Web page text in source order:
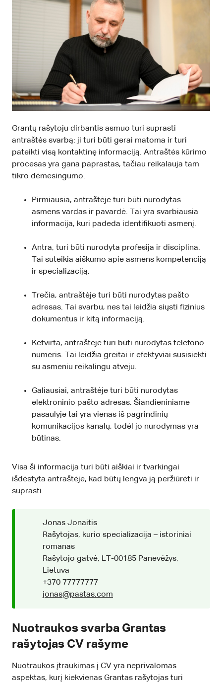
Grantų rašytoju dirbantis asmuo turi suprasti
antraštės svarbą: ji turi būti gerai matoma ir turi
pateikti visą kontaktinę informaciją. Antraštės kūrimo
procesas yra gana paprastas, tačiau reikalauja tam
tikro dėmesingumo.
Pirmiausia, antraštėje turi būti nurodytas
asmens vardas ir pavardė. Tai yra svarbiausia
informacija, kuri padeda identifikuoti asmenį.
Antra, turi būti nurodyta profesija ir disciplina.
Tai suteikia aiškumo apie asmens kompetenciją
ir specializaciją.
Trečia, antraštėje turi būti nurodytas pašto
adresas. Tai svarbu, nes tai leidžia siųsti fizinius
dokumentus ir kitą informaciją.
Ketvirta, antraštėje turi būti nurodytas telefono
numeris. Tai leidžia greitai ir efektyviai susisiekti
su asmeniu reikalingu atveju.
Galiausiai, antraštėje turi būti nurodytas
elektroninio pašto adresas. Šiandieniniame
pasaulyje tai yra vienas iš pagrindinių
komunikacijos kanalų, todėl jo nurodymas yra
būtinas.
Visa ši informacija turi būti aiškiai ir tvarkingai
išdėstyta antraštėje, kad būtų lengva ją peržiūrėti ir
suprasti.
Jonas Jonaitis
Rašytojas, kurio specializacija – istoriniai
romanas
Rašytojo gatvė, LT-00185 Panevėžys,
Lietuva
+370 77777777
jonas@pastas.com
Nuotraukos svarba Grantas
rašytojas CV rašyme
Nuotraukos įtraukimas į CV yra neprivalomas
aspektas, kurį kiekvienas Grantas rašytojas turi